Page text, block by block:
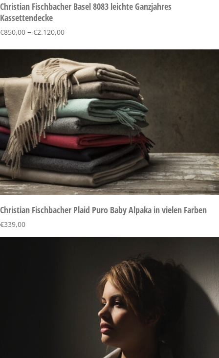
Christian Fischbacher Basel 8083 leichte Ganzjahres
Kassettendecke
€850,00 – €2.120,00
Christian Fischbacher Plaid Puro Baby Alpaka in vielen Farben
€339,00